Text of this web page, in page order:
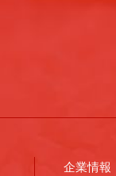
企業情報